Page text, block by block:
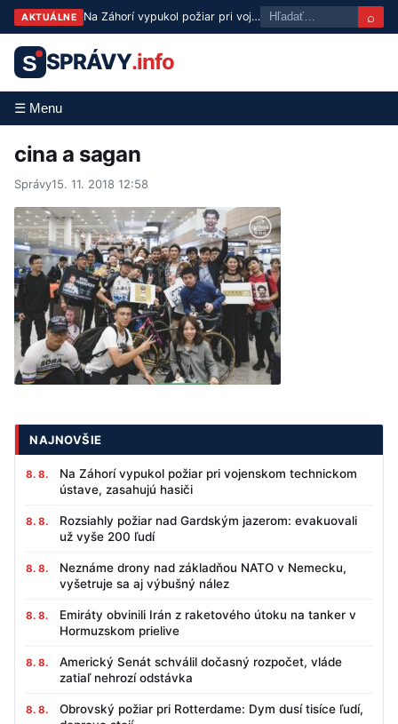
AKTUÁLNE Na Záhorí vypukol požiar pri vojenskom technickom ústave, zasahujú hasiči ⌕
S SPRÁVY.info
☰ Menu
cina a sagan
Správy15. 11. 2018 12:58
NAJNOVŠIE
8. 8.
Na Záhorí vypukol požiar pri vojenskom technickom
ústave, zasahujú hasiči
8. 8.
Rozsiahly požiar nad Gardským jazerom: evakuovali
už vyše 200 ľudí
8. 8.
Neznáme drony nad základňou NATO v Nemecku,
vyšetruje sa aj výbušný nález
8. 8.
Emiráty obvinili Irán z raketového útoku na tanker v
Hormuzskom prielive
8. 8.
Americký Senát schválil dočasný rozpočet, vláde
zatiaľ nehrozí odstávka
8. 8.
Obrovský požiar pri Rotterdame: Dym dusí tisíce ľudí,